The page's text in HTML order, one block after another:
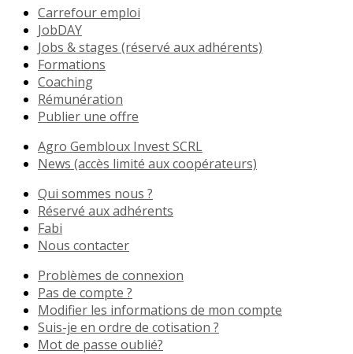
Carrefour emploi
JobDAY
Jobs & stages (réservé aux adhérents)
Formations
Coaching
Rémunération
Publier une offre
Agro Gembloux Invest SCRL
News (accès limité aux coopérateurs)
Qui sommes nous ?
Réservé aux adhérents
Fabi
Nous contacter
Problèmes de connexion
Pas de compte ?
Modifier les informations de mon compte
Suis-je en ordre de cotisation ?
Mot de passe oublié?